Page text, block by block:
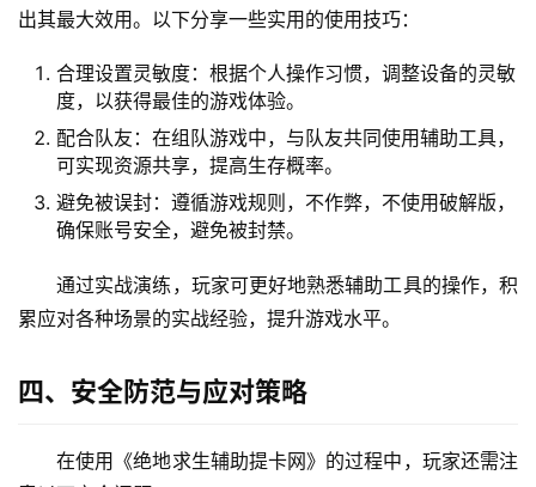
出其最大效用。以下分享一些实用的使用技巧：
合理设置灵敏度：根据个人操作习惯，调整设备的灵敏
度，以获得最佳的游戏体验。
配合队友：在组队游戏中，与队友共同使用辅助工具，
可实现资源共享，提高生存概率。
避免被误封：遵循游戏规则，不作弊，不使用破解版，
确保账号安全，避免被封禁。
通过实战演练，玩家可更好地熟悉辅助工具的操作，积
累应对各种场景的实战经验，提升游戏水平。
四、安全防范与应对策略
在使用《绝地求生辅助提卡网》的过程中，玩家还需注